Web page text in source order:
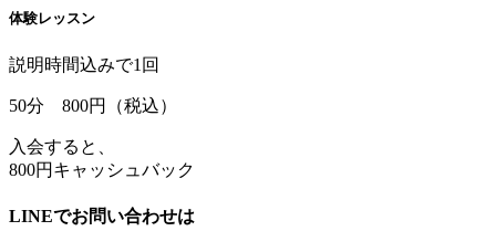
体験レッスン
説明時間込みで1回
50分 800円（税込）
入会すると、
800円キャッシュバック
LINEでお問い合わせは